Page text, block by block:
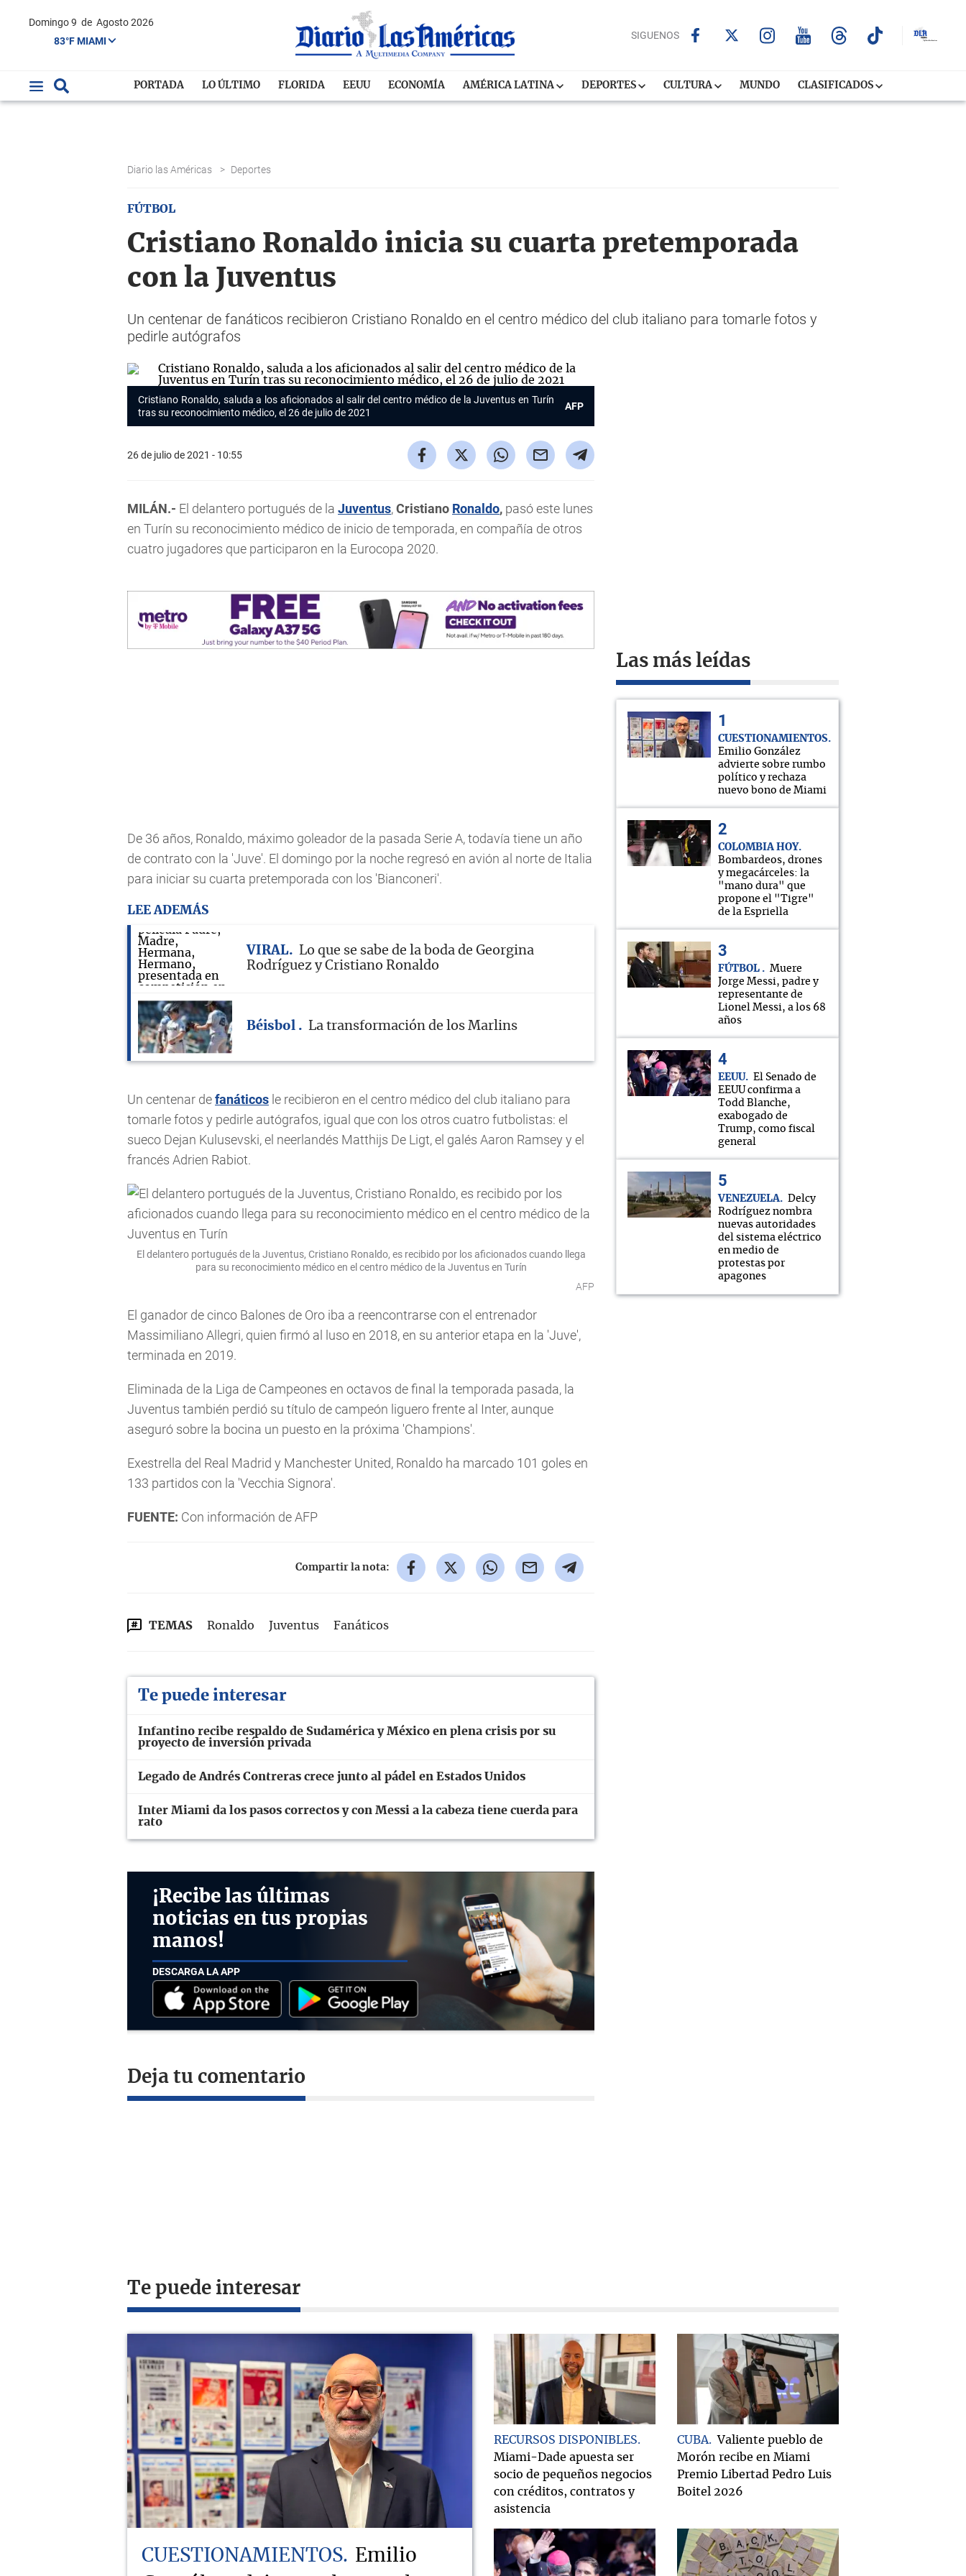
Domingo 9 de Agosto 2026
83°F MIAMI
SIGUENOS
PORTADA LO ÚLTIMO FLORIDA EEUU ECONOMÍA AMÉRICA LATINA DEPORTES CULTURA MUNDO CLASIFICADOS
Diario las Américas > Deportes
FÚTBOL
Cristiano Ronaldo inicia su cuarta pretemporada
con la Juventus
Un centenar de fanáticos recibieron Cristiano Ronaldo en el centro médico del club italiano para tomarle fotos y
pedirle autógrafos
Cristiano Ronaldo, saluda a los aficionados al salir del centro médico de la Juventus en Turín
tras su reconocimiento médico, el 26 de julio de 2021
AFP
26 de julio de 2021 - 10:55
MILÁN.- El delantero portugués de la Juventus,Cristiano Ronaldo, pasó este lunes
en Turín su reconocimiento médico de inicio de temporada, en compañía de otros
cuatro jugadores que participaron en la Eurocopa 2020.
De 36 años, Ronaldo, máximo goleador de la pasada Serie A, todavía tiene un año
de contrato con la 'Juve'. El domingo por la noche regresó en avión al norte de Italia
para iniciar su cuarta pretemporada con los 'Bianconeri'.
LEE ADEMÁS
VIRAL
Lo que se sabe de la boda de Georgina
Rodríguez y Cristiano Ronaldo
Béisbol La transformación de los Marlins
Un centenar defanáticos le recibieron en el centro médico del club italiano para
tomarle fotos y pedirle autógrafos, igual que con los otros cuatro futbolistas: el
sueco Dejan Kulusevski, el neerlandés Matthijs De Ligt, el galés Aaron Ramsey y el
francés Adrien Rabiot.
El delantero portugués de la Juventus, Cristiano Ronaldo, es recibido por los aficionados cuando llega
para su reconocimiento médico en el centro médico de la Juventus en Turín
AFP
El ganador de cinco Balones de Oro iba a reencontrarse con el entrenador
Massimiliano Allegri, quien firmó al luso en 2018, en su anterior etapa en la 'Juve',
terminada en 2019.
Eliminada de la Liga de Campeones en octavos de final la temporada pasada, la
Juventus también perdió su título de campeón liguero frente al Inter, aunque
aseguró sobre la bocina un puesto en la próxima 'Champions'.
Exestrella del Real Madrid y Manchester United, Ronaldo ha marcado 101 goles en
133 partidos con la 'Vecchia Signora'.
FUENTE: Con información de AFP
Compartir la nota:
TEMAS Ronaldo Juventus Fanáticos
Te puede interesar
Infantino recibe respaldo de Sudamérica y México en plena crisis por su
proyecto de inversión privada
Legado de Andrés Contreras crece junto al pádel en Estados Unidos
Inter Miami da los pasos correctos y con Messi a la cabeza tiene cuerda para
rato
¡Recibe las últimas
noticias en tus propias
manos!
DESCARGA LA APP
Deja tu comentario
Las más leídas
CUESTIONAMIENTOS
Emilio González
advierte sobre rumbo
político y rechaza
nuevo bono de Miami
COLOMBIA HOY
Bombardeos, drones
y megacárceles: la
"mano dura" que
propone el "Tigre"
de la Espriella
FÚTBOL
Muere
Jorge Messi, padre y
representante de
Lionel Messi, a los 68
años
EEUU
El Senado de
EEUU confirma a
Todd Blanche,
exabogado de
Trump, como fiscal
general
VENEZUELA
Delcy
Rodríguez nombra
nuevas autoridades
del sistema eléctrico
en medio de
protestas por
apagones
Te puede interesar
CUESTIONAMIENTOS
Emilio
RECURSOS DISPONIBLES
Miami-Dade apuesta ser
socio de pequeños negocios
con créditos, contratos y
asistencia
CUBA
Valiente pueblo de
Morón recibe en Miami
Premio Libertad Pedro Luis
Boitel 2026